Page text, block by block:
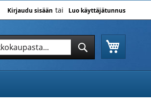
Kirjaudu sisään Luo käyttäjätunnus